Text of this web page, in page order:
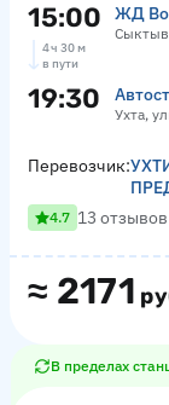
15:00 ЖД
4 ч 30 м
в пути
19:30 Ухта,
≈ 2171
Перевозчик:
4.7 13 отзывов
В пределах